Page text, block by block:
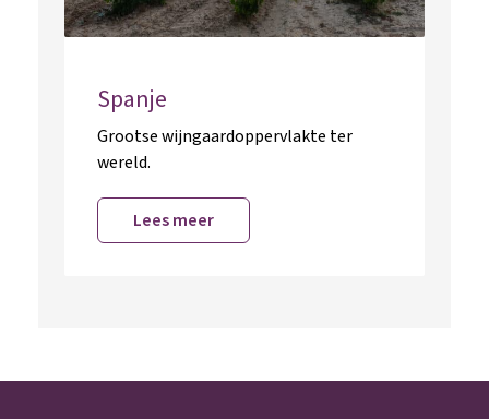
Spanje
Grootse wijngaardoppervlakte ter
wereld.
Lees meer